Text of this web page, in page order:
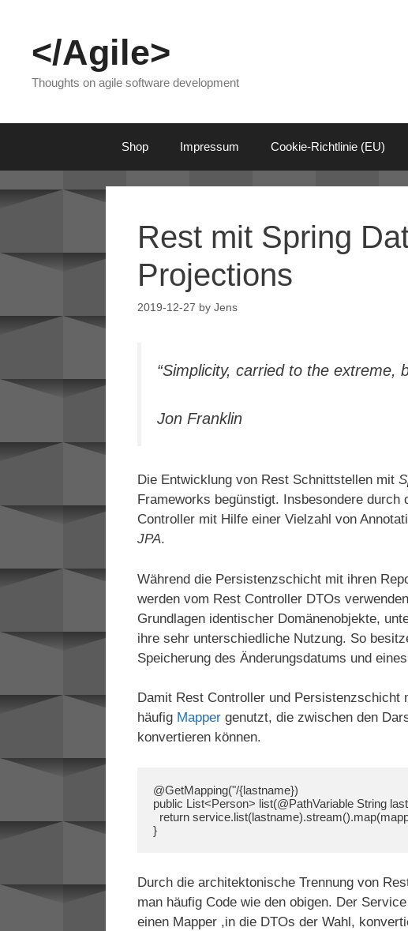
content</Agile>
Thoughts on agile software development
Shop Impressum Cookie-Richtlinie (EU)
Rest mit Spring
Projections
2019-12-27 byJens
“Simplicity, carried to the extreme,
Jon Franklin
Die Entwicklung von Rest Schnittstellen mit
Frameworks begünstigt. Insbesondere
Controller mit Hilfe einer Vielzahl von
JPA.
Während die Persistenzschicht mit ihren
werden vom Rest Controller DTOs
Grundlagen identischer Domänenobjekte,
ihre sehr unterschiedliche Nutzung. So
Speicherung des Änderungsdatums und
Damit Rest Controller und Persistenzschicht
häufig Mapper genutzt, die zwischen den
konvertieren können.
@GetMapping("/{lastname})
public List<Person> list(@PathVariable String
}
Durch die architektonische Trennung von
man häufig Code wie den obigen. Der
einen Mapper ,in die DTOs der Wahl,